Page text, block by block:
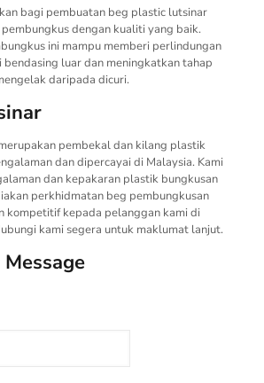
bagi pembuatan beg plastic lutsinar
dengan kualiti yang baik.
ini mampu memberi perlindungan
luar dan meningkatkan tahap
daripada dicuri.
pembekal dan kilang plastik
dan dipercayai di Malaysia. Kami
dan kepakaran plastik bungkusan
perkhidmatan beg pembungkusan
kompetitif kepada pelanggan kami di
kami segera untuk maklumat lanjut.